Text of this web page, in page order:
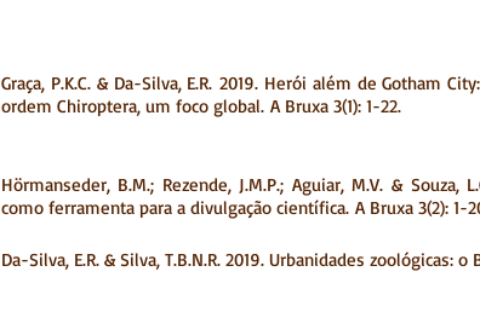
Graça, P.K.C. & Da-Silva, E.R. 2019. Herói além de Gotham
ordem Chiroptera, um foco global. A Bruxa 3(1): 1-22.
Hörmanseder, B.M.; Rezende, J.M.P.; Aguiar, M.V. & Souza,
como ferramenta para a divulgação científica. A Bruxa 3(2): 1-
Da-Silva, E.R. & Silva, T.B.N.R. 2019. Urbanidades zoológicas: o